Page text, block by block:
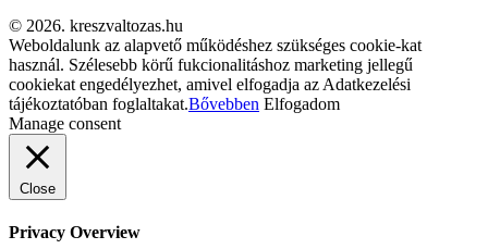
© 2026. kreszvaltozas.hu
Weboldalunk az alapvető működéshez szükséges cookie-kat
használ. Szélesebb körű fukcionalitáshoz marketing jellegű
cookiekat engedélyezhet, amivel elfogadja az Adatkezelési
tájékoztatóban foglaltakat.Bővebben Elfogadom
Manage consent
Close
Privacy Overview